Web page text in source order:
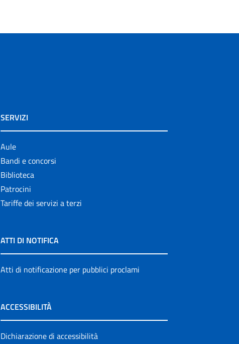
SERVIZI
Aule
Bandi e concorsi
Biblioteca
Patrocini
Tariffe dei servizi a terzi
ATTI DI NOTIFICA
Atti di notificazione per pubblici proclami
ACCESSIBILITÀ
Dichiarazione di accessibilità